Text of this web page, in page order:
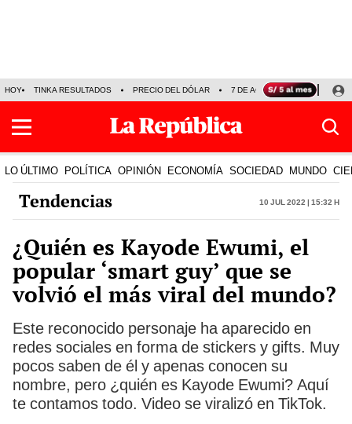
HOY TINKA RESULTADOS PRECIO DEL DÓLAR 7 DE AGOSTO OLLANTA
LO ÚLTIMO POLÍTICA OPINIÓN ECONOMÍA SOCIEDAD MUNDO
Tendencias 10 Jul 2022 | 15:32 h
¿Quién es Kayode Ewumi, el
popular ‘smart guy’ que se
volvió el más viral del mundo?
Este reconocido personaje ha aparecido en
redes sociales en forma de stickers y gifts. Muy
pocos saben de él y apenas conocen su
nombre, pero ¿quién es Kayode Ewumi? Aquí
te contamos todo. Video se viralizó en TikTok.